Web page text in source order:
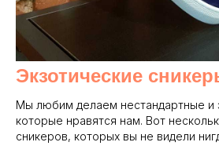
Экзотические
Мы любим делаем нестандартные и
которые нравятся нам. Вот
сникеров, которых вы не видели